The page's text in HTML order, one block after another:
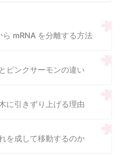
ら mRNA を分離する方法
ピンクサーモンの違い
に引きずり上げる理由
を成して移動するのか